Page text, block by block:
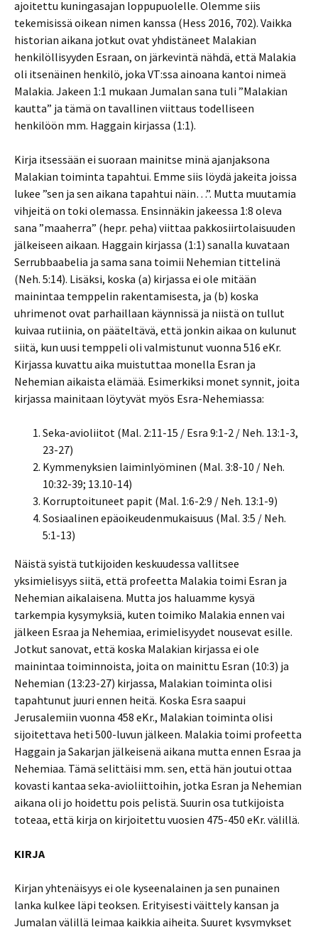
ajoitettu kuningasajan loppupuolelle. Olemme siis
tekemisissä oikean nimen kanssa (Hess 2016, 702). Vaikka
historian aikana jotkut ovat yhdistäneet Malakian
henkilöllisyyden Esraan, on järkevintä nähdä, että Malakia
oli itsenäinen henkilö, joka VT:ssa ainoana kantoi nimeä
Malakia. Jakeen 1:1 mukaan Jumalan sana tuli ”Malakian
kautta” ja tämä on tavallinen viittaus todelliseen
henkilöön mm. Haggain kirjassa (1:1).
Kirja itsessään ei suoraan mainitse minä ajanjaksona
Malakian toiminta tapahtui. Emme siis löydä jakeita joissa
lukee ”sen ja sen aikana tapahtui näin…”. Mutta muutamia
vihjeitä on toki olemassa. Ensinnäkin jakeessa 1:8 oleva
sana ”maaherra” (hepr. peha) viittaa pakkosiirtolaisuuden
jälkeiseen aikaan. Haggain kirjassa (1:1) sanalla kuvataan
Serrubbaabelia ja sama sana toimii Nehemian tittelinä
(Neh. 5:14). Lisäksi, koska (a) kirjassa ei ole mitään
mainintaa temppelin rakentamisesta, ja (b) koska
uhrimenot ovat parhaillaan käynnissä ja niistä on tullut
kuivaa rutiinia, on pääteltävä, että jonkin aikaa on kulunut
siitä, kun uusi temppeli oli valmistunut vuonna 516 eKr.
Kirjassa kuvattu aika muistuttaa monella Esran ja
Nehemian aikaista elämää. Esimerkiksi monet synnit, joita
kirjassa mainitaan löytyvät myös Esra-Nehemiassa:
Seka-avioliitot (Mal. 2:11-15 / Esra 9:1-2 / Neh. 13:1-3,
23-27)
Kymmenyksien laiminlyöminen (Mal. 3:8-10 / Neh.
10:32-39; 13.10-14)
Korruptoituneet papit (Mal. 1:6-2:9 / Neh. 13:1-9)
Sosiaalinen epäoikeudenmukaisuus (Mal. 3:5 / Neh.
5:1-13)
Näistä syistä tutkijoiden keskuudessa vallitsee
yksimielisyys siitä, että profeetta Malakia toimi Esran ja
Nehemian aikalaisena. Mutta jos haluamme kysyä
tarkempia kysymyksiä, kuten toimiko Malakia ennen vai
jälkeen Esraa ja Nehemiaa, erimielisyydet nousevat esille.
Jotkut sanovat, että koska Malakian kirjassa ei ole
mainintaa toiminnoista, joita on mainittu Esran (10:3) ja
Nehemian (13:23-27) kirjassa, Malakian toiminta olisi
tapahtunut juuri ennen heitä. Koska Esra saapui
Jerusalemiin vuonna 458 eKr., Malakian toiminta olisi
sijoitettava heti 500-luvun jälkeen. Malakia toimi profeetta
Haggain ja Sakarjan jälkeisenä aikana mutta ennen Esraa ja
Nehemiaa. Tämä selittäisi mm. sen, että hän joutui ottaa
kovasti kantaa seka-avioliittoihin, jotka Esran ja Nehemian
aikana oli jo hoidettu pois pelistä. Suurin osa tutkijoista
toteaa, että kirja on kirjoitettu vuosien 475-450 eKr. välillä.
KIRJA
Kirjan yhtenäisyys ei ole kyseenalainen ja sen punainen
lanka kulkee läpi teoksen. Erityisesti väittely kansan ja
Jumalan välillä leimaa kaikkia aiheita. Suuret kysymykset